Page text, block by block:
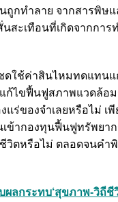
ถูกทำลาย จากสารพิษ
นสะเทือนที่เกิดจากการ
ชดใช้ค่าสินไหมทดแทน
ก้ไขฟื้นฟูสภาพแวดล้อ
แร่ของจำเลยหรือไม่ เพี
เข้ากองทุนฟื้นฟูทรัพยา
วิตหรือไม่ ตลอดจนคำ
บผลกระทบ‘สุขภาพ-วิถีชี